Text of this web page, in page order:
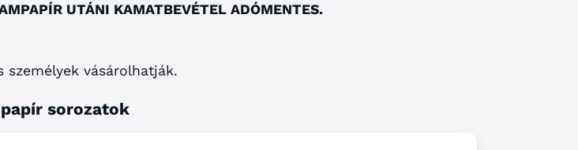
App letöltése
UTÁNI KAMATBEVÉTEL ADÓMENTES.
vásárolhatják.
sorozatok